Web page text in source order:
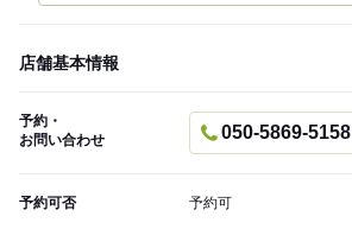
店舗基本情報
予約・
お問い合わせ
050-5869-5158
予約可否 予約可